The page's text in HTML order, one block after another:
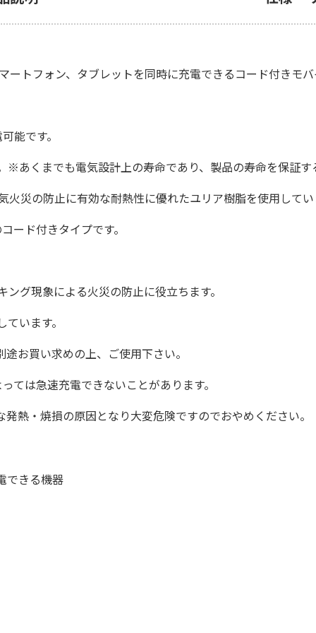
トフォン、タブレットを同時に充電できるコード付きモ
能です。
あくまでも電気設計上の寿命であり、製品の寿命を保証
災の防止に有効な耐熱性に優れたユリア樹脂を使用して
ード付きタイプです。
グ現象による火災の防止に役立ちます。
います。
お買い求めの上、ご使用下さい。
は急速充電できないことがあります。
熱・焼損の原因となり大変危険ですのでおやめください。
できる機器